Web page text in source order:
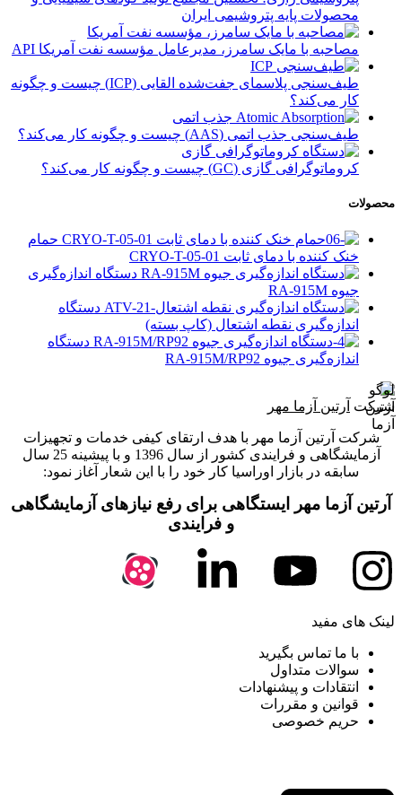
محصولات پایه پتروشیمی ایران
مصاحبه با مایک سامرز، مدیرعامل مؤسسه نفت آمریکا API
طیف‌سنجی پلاسمای جفت‌شده القایی (ICP) چیست و چگونه
کار می‌کند؟
طیف‌سنجی جذب اتمی (AAS) چیست و چگونه کار می‌کند؟
کروماتوگرافی گازی (GC) چیست و چگونه کار می‌کند؟
محصولات
حمام
خنک کننده با دمای ثابت CRYO-T-05-01
دستگاه اندازه‌گیری
جیوه RA-915M
دستگاه
اندازه‌گیری نقطه اشتعال (کاپ بسته)
دستگاه
اندازه‌گیری جیوه RA-915M/RP92
شرکت آرتین آزما مهر
شرکت آرتین آزما مهر با هدف ارتقای کیفی خدمات و تجهیزات
آزمایشگاهی و فرایندی کشور از سال 1396 و با پیشینه 25 سال
سابقه در بازار اوراسیا کار خود را با این شعار آغاز نمود:
آرتین آزما مهر ایستگاهی برای رفع نیازهای آزمایشگاهی
و فرایندی
لینک های مفید
با ما تماس بگیرید
سوالات متداول
انتقادات و پیشنهادات
قوانین و مقررات
حریم خصوصی